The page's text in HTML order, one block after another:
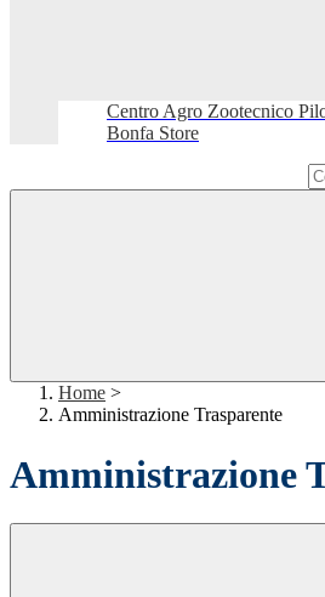
Centro Agro Zootecnico
Bonfa Store
Home >
Amministrazione Trasparente
Amministrazione